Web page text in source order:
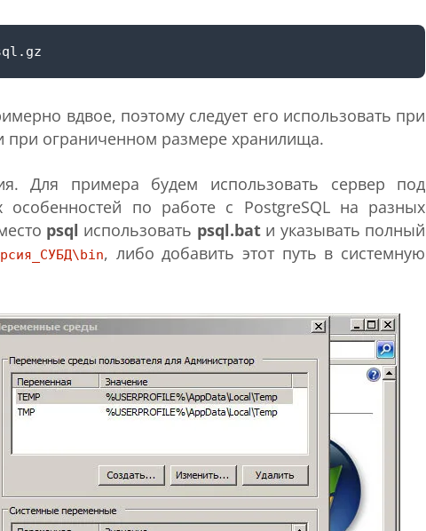
вдвое, поэтому следует его использовать при
при ограниченном размере хранилища.
Для примера будем использовать сервер под
по работе с PostgreSQL на разных
psql использовать psql.batи указывать полный
, либо добавить этот путь в системную